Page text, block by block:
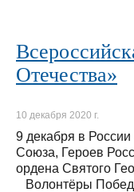
Отечества»
10 декабря 2020 г.
9 декабря в России
Союза, Героев
ордена Святого
Волонтёры